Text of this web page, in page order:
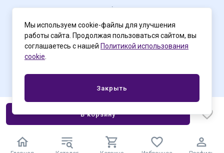
В корзину
.
Политика конфиденциальности
Мы используем cookie-файлы для улучшения
работы сайта. Продолжая пользоваться сайтом, вы
соглашаетесь с нашей Политикой использования
cookie
Закрыть